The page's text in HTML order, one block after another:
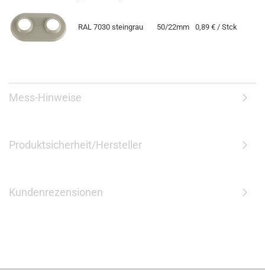
RAL 7030 steingrau 50/22mm 0,89 € / Stck
Mess-Hinweise
Produktsicherheit/Hersteller
Kundenrezensionen